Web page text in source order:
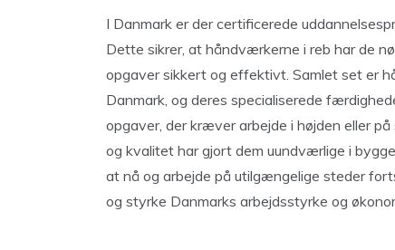
I Danmark er der certificerede
Dette sikrer, at håndværkerne i reb har de
opgaver sikkert og effektivt. Samlet set er
Danmark, og deres specialiserede
opgaver, der kræver arbejde i højden eller
og kvalitet har gjort dem uundværlige i
at nå og arbejde på utilgængelige steder
og styrke Danmarks arbejdsstyrke og